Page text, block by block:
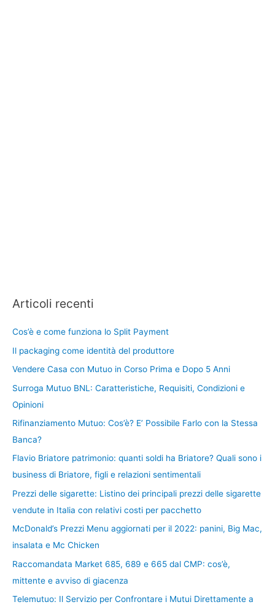
Articoli recenti
Cos’è e come funziona lo Split Payment
Il packaging come identità del produttore
Vendere Casa con Mutuo in Corso Prima e Dopo 5 Anni
Surroga Mutuo BNL: Caratteristiche, Requisiti, Condizioni e
Opinioni
Rifinanziamento Mutuo: Cos’è? E’ Possibile Farlo con la Stessa
Banca?
Flavio Briatore patrimonio: quanti soldi ha Briatore? Quali sono i
business di Briatore, figli e relazioni sentimentali
Prezzi delle sigarette: Listino dei principali prezzi delle sigarette
vendute in Italia con relativi costi per pacchetto
McDonald’s Prezzi Menu aggiornati per il 2022: panini, Big Mac,
insalata e Mc Chicken
Raccomandata Market 685, 689 e 665 dal CMP: cos’è,
mittente e avviso di giacenza
Telemutuo: Il Servizio per Confrontare i Mutui Direttamente a